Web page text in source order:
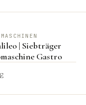
| Siebträger
Gastro